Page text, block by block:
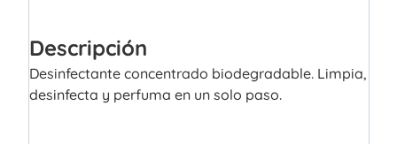
Descripción
Desinfectante concentrado biodegradable. Limpia,
desinfecta y perfuma en un solo paso.